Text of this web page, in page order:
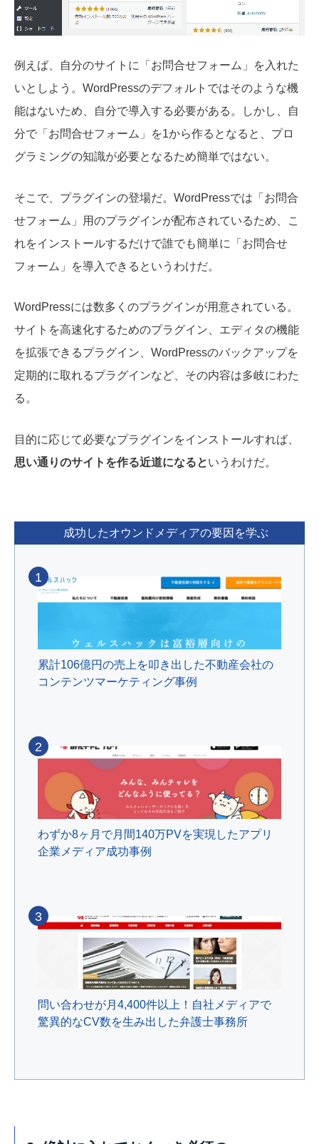
例えば、自分のサイトに「お問合せフォーム」を入れた
いとしよう。WordPressのデフォルトではそのような機
能はないため、自分で導入する必要がある。しかし、自
分で「お問合せフォーム」を1から作るとなると、プロ
グラミングの知識が必要となるため簡単ではない。
そこで、プラグインの登場だ。WordPressでは「お問合
せフォーム」用のプラグインが配布されているため、こ
れをインストールするだけで誰でも簡単に「お問合せ
フォーム」を導入できるというわけだ。
WordPressには数多くのプラグインが用意されている。
サイトを高速化するためのプラグイン、エディタの機能
を拡張できるプラグイン、WordPressのバックアップを
定期的に取れるプラグインなど、その内容は多岐にわた
る。
目的に応じて必要なプラグインをインストールすれば、
思い通りのサイトを作る近道になるというわけだ。
成功したオウンドメディアの要因を学ぶ
累計106億円の売上を叩き出した不動産会社の
コンテンツマーケティング事例
1
わずか8ヶ月で月間140万PVを実現したアプリ
企業メディア成功事例
2
問い合わせが月4,400件以上！自社メディアで
驚異的なCV数を生み出した弁護士事務所
3